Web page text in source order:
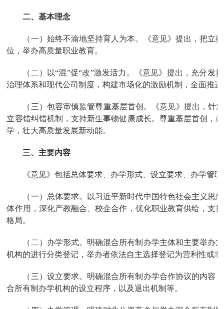
二、基本理念
（一）始终不渝地坚持育人为本。《意见》提出，把立
位，举办高质量职业教育。
（二）以“混”促“改”激发活力。《意见》提出，充分
治理体系和现代公司制度，构建市场化的激励机制，全面推
（三）包容审慎监管尊重基层首创。《意见》提出，针
立容错纠错机制，支持新生事物健康成长。尊重基层首创，
学，壮大高质量发展新动能。
三、主要内容
《意见》包括总体要求、办学形式、设立要求、办学管
（一）总体要求。以习近平新时代中国特色社会主义思
体作用，深化产教融合、校企合作，优化职业教育供给，支
格局。
（二）办学形式。明确混合所有制办学主体和主要举办
机构的进行分类登记，举办者依法自主选择登记为营利性或
（三）设立要求。明确混合所有制办学合作协议的内容
合所有制办学机构的设立程序，以及退出机制等。